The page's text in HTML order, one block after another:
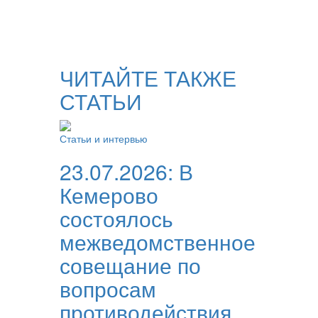
ЧИТАЙТЕ ТАКЖЕ
СТАТЬИ
Статьи и интервью
23.07.2026: В
Кемерово
состоялось
межведомственное
совещание по
вопросам